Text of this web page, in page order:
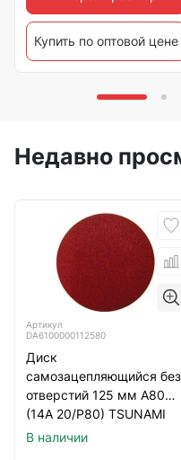
Купить по оптовой цене
Недавно
Артикул
DA6100000112580
Диск
самозацепляющийся без
отверстий 125 мм А80
(14А 20/Р80) TSUNAMI
В наличии